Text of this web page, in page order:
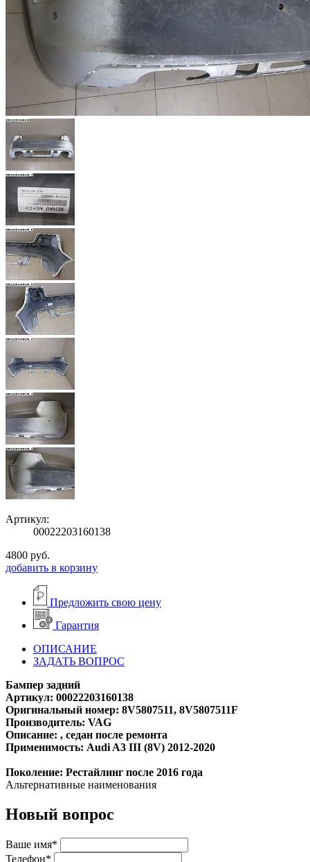
Артикул:
00022203160138
4800 руб.
добавить в корзину
Предложить свою цену
Гарантия
ОПИСАНИЕ
ЗАДАТЬ ВОПРОС
Бампер задний
Артикул: 00022203160138
Оригинальный номер: 8V5807511, 8V5807511F
Производитель: VAG
Описание: , седан после ремонта
Применимость: Audi A3 III (8V) 2012-2020
Поколение: Рестайлинг после 2016 года
Альтернативные наименования
Новый вопрос
Ваше имя*
Телефон*